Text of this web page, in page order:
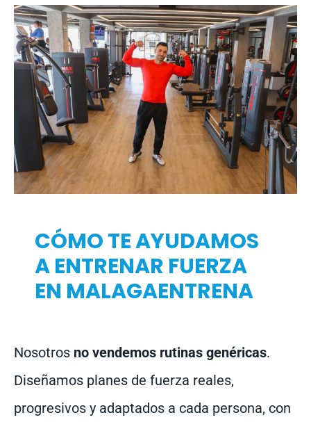
CÓMO TE AYUDAMOS
A ENTRENAR FUERZA
EN MALAGAENTRENA
Nosotros no vendemos rutinas genéricas.
Diseñamos planes de fuerza reales,
progresivos y adaptados a cada persona, con